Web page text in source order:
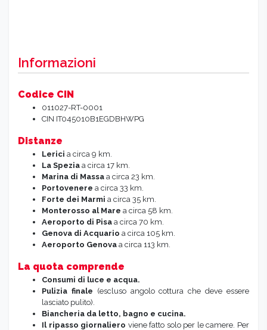
Informazioni
Codice CIN
011027-RT-0001
CIN IT045010B1EGDBHWPG
Distanze
Lerici a circa 9 km.
La Spezia a circa 17 km.
Marina di Massa a circa 23 km.
Portovenere a circa 33 km.
Forte dei Marmi a circa 35 km.
Monterosso al Mare a circa 58 km.
Aeroporto di Pisa a circa 70 km.
Genova di Acquario a circa 105 km.
Aeroporto Genova a circa 113 km.
La quota comprende
Consumi di luce e acqua.
Pulizia finale (escluso angolo cottura che deve essere
lasciato pulito).
Biancheria da letto, bagno e cucina.
Il ripasso giornaliero viene fatto solo per le camere. Per